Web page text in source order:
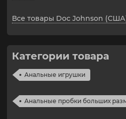
Все товары Doc Johnson
Категории товара
Анальные игрушки
Анальные пробки больших